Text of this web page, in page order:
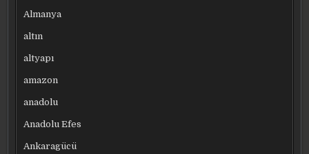
Almanya
altın
altyapı
amazon
anadolu
Anadolu Efes
Ankaragücü